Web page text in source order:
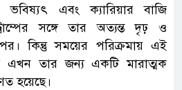
ভবিষ্যৎ এবং ক্যারিয়ার বাজি
সঙ্গে তার অত্যন্ত দৃঢ় ও
কিন্তু সময়ের পরিক্রমায় এই
এখন তার জন্য একটি মারাত্মক
হয়েছে।